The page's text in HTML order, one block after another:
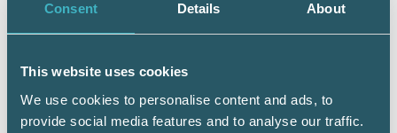
Consent Details About
This website uses cookies
We use cookies to personalise content and ads, to
provide social media features and to analyse our traffic.
tycker att den är självklar från start. Men tror
insikten att: